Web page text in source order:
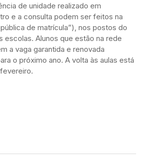
de unidade realizado em
e a consulta podem ser feitos na
de matrícula”), nos postos do
escolas. Alunos que estão na rede
a vaga garantida e renovada
o próximo ano. A volta às aulas está